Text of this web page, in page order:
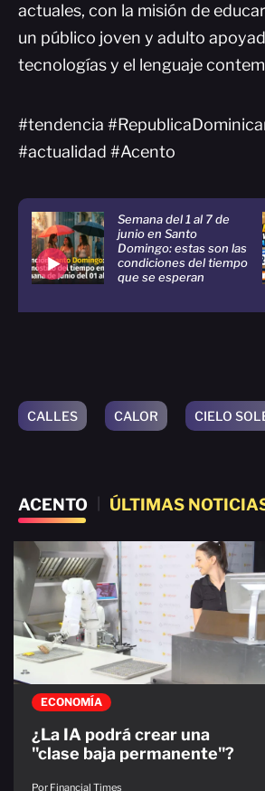
actuales, con la misión de
un público joven y adulto
tecnologías y el lenguaje
#tendencia
#actualidad #Acento
Semana del 1 al 7 de
junio en Santo
Domingo: estas son las
condiciones del tiempo
que se esperan
CALLES CALOR CIELO
ACENTO ÚLTIMAS
ECONOMÍA
¿La IA podrá crear una
"clase baja permanente"?
Por Financial Times